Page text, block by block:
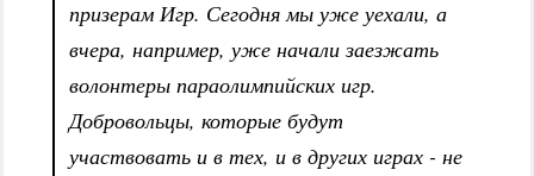
призерам Игр. Сегодня мы уже уехали, а
вчера, например, уже начали заезжать
волонтеры параолимпийских игр.
Добровольцы, которые будут
участвовать и в тех, и в других играх - не